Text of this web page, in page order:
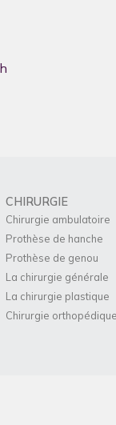
CHIRURGIE
Chirurgie ambulatoire
Prothèse de hanche
Prothèse de genou
La chirurgie générale
La chirurgie plastique
Chirurgie orthopédique